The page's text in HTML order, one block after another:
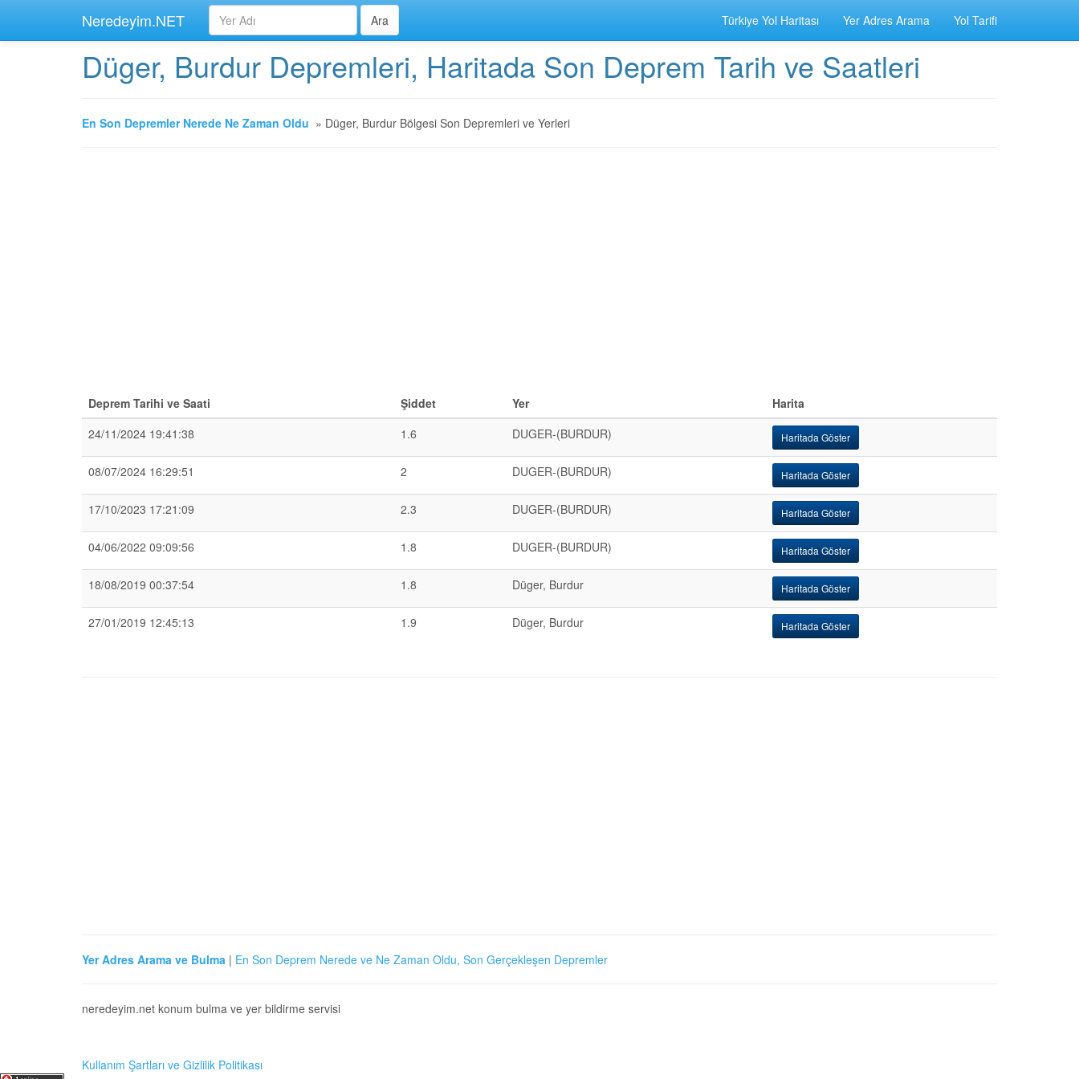
Neredeyim.NET Türkiye Yol Haritası Yer Adres Arama Yol Tarifi
Düger, Burdur Depremleri, Haritada Son Deprem Tarih ve Saatleri
En Son Depremler Nerede Ne Zaman Oldu » Düger, Burdur Bölgesi Son Depremleri ve Yerleri
Deprem Tarihi ve Saati Şiddet Yer
Harita
24/11/2024 19:41:38
1.6 DUGER-(BURDUR) Haritada Göster
08/07/2024 16:29:51 2 DUGER-(BURDUR) Haritada Göster
17/10/2023 17:21:09 2.3 DUGER-(BURDUR) Haritada Göster
04/06/2022 09:09:56 1.8 DUGER-(BURDUR) Haritada Göster
18/08/2019 00:37:54 1.8 Düger, Burdur Haritada Göster
27/01/2019 12:45:13 1.9 Düger, Burdur Haritada Göster
Yer Adres Arama ve Bulma | En Son Deprem Nerede ve Ne Zaman Oldu, Son Gerçekleşen Depremler
neredeyim.net konum bulma ve yer bildirme servisi
Kullanım Şartları ve Gizlilik Politikası